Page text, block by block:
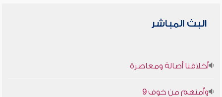
البث المباشر
أخلاقنا أصالة ومعاصرة
وأمنهم من خوف 9